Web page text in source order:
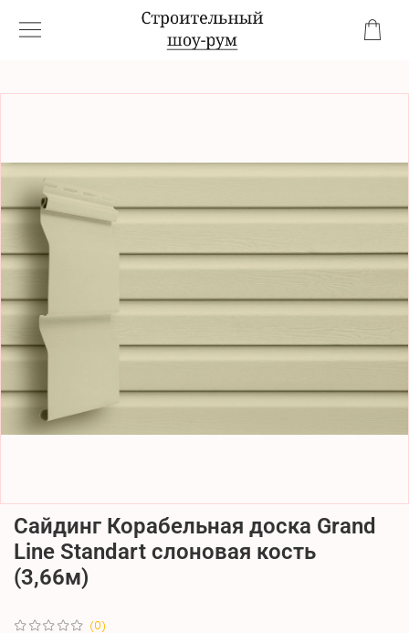
(0)
Сайдинг Корабельная доска Grand
Line Standart слоновая кость
(3,66м)